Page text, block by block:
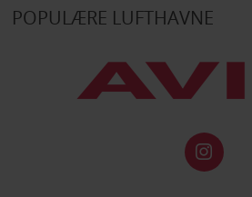
POPULÆRE LUFTHAVNE